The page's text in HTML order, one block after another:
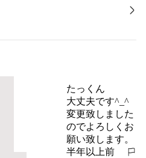
たっくん
大丈夫です^_^
変更致しました
のでよろしくお
願い致します。
半年以上前